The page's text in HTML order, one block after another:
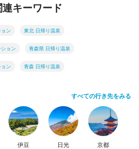
キーワード
ン 東北 日帰り温泉
ョン 青森県 日帰り温泉
ン 青森 日帰り温泉
すべての行き先をみる
伊豆 日光 京都